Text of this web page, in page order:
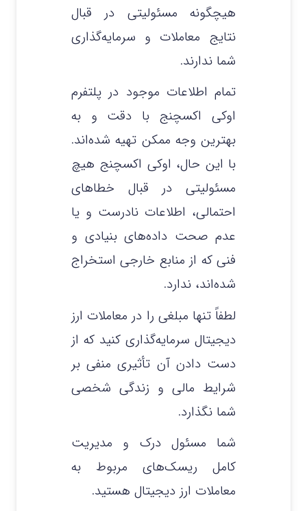
هیچگونه مسئولیتی در قبال
نتایج معاملات و سرمایه‌گذاری
شما ندارند.
تمام اطلاعات موجود در پلتفرم
اوکی اکسچنج با دقت و به
بهترین وجه ممکن تهیه شده‌اند.
با این حال، اوکی اکسچنج هیچ
مسئولیتی در قبال خطاهای
احتمالی، اطلاعات نادرست و یا
عدم صحت داده‌های بنیادی و
فنی که از منابع خارجی استخراج
شده‌اند، ندارد.
لطفاً تنها مبلغی را در معاملات ارز
دیجیتال سرمایه‌گذاری کنید که از
دست دادن آن تأثیری منفی بر
شرایط مالی و زندگی شخصی
شما نگذارد.
شما مسئول درک و مدیریت
کامل ریسک‌های مربوط به
معاملات ارز دیجیتال هستید.